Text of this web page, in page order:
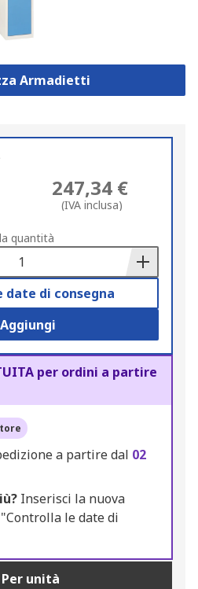
Armadietti
247,34 €
(IVA inclusa)
quantità
date di consegna
Aggiungi
per ordini a partire
a partire dal 02
Inserisci la nuova
le date di
Per unità